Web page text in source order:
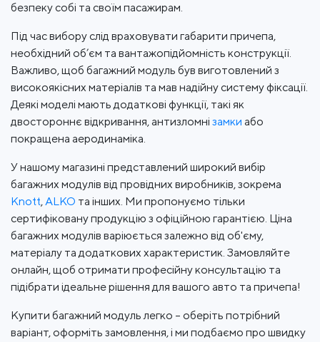
безпеку собі та своїм пасажирам.
Під час вибору слід враховувати габарити причепа,
необхідний об’єм та вантажопідйомність конструкції.
Важливо, щоб багажний модуль був виготовлений з
високоякісних матеріалів та мав надійну систему фіксації.
Деякі моделі мають додаткові функції, такі як
двостороннє відкривання, антизломні замки або
покращена аеродинаміка.
У нашому магазині представлений широкий вибір
багажних модулів від провідних виробників, зокрема
Knott,ALKO та інших. Ми пропонуємо тільки
сертифіковану продукцію з офіційною гарантією. Ціна
багажних модулів варіюється залежно від об'єму,
матеріалу та додаткових характеристик. Замовляйте
онлайн, щоб отримати професійну консультацію та
підібрати ідеальне рішення для вашого авто та причепа!
Купити багажний модуль легко – оберіть потрібний
варіант, оформіть замовлення, і ми подбаємо про швидку